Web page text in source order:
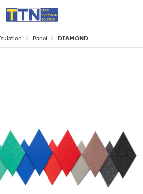
Panel DIAMOND